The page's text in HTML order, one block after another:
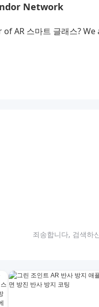
Network
AR 스마트 글래스?
죄송합니다, 검색하